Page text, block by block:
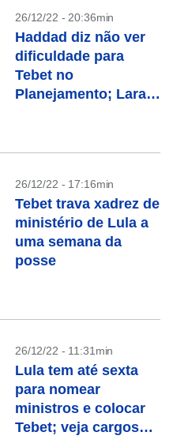
26/12/22 - 20:36min
Haddad diz não ver
dificuldade para
Tebet no
Planejamento; Lara
26/12/22 - 17:16min
Tebet trava xadrez de
ministério de Lula a
uma semana da
posse
26/12/22 - 11:31min
Lula tem até sexta
para nomear
ministros e colocar
Tebet; veja cargos